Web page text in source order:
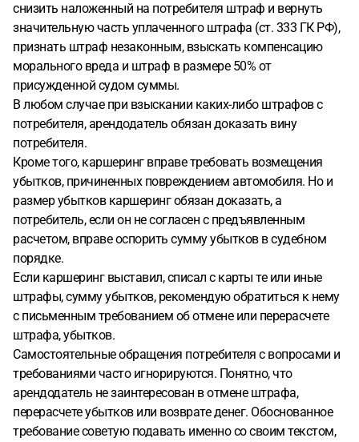
снизить наложенный на потребителя штраф и вернуть
значительную часть уплаченного штрафа (ст. 333 ГК РФ),
признать штраф незаконным, взыскать компенсацию
морального вреда и штраф в размере 50% от
присужденной судом суммы.
В любом случае при взыскании каких-либо штрафов с
потребителя, арендодатель обязан доказать вину
потребителя.
Кроме того, каршеринг вправе требовать возмещения
убытков, причиненных повреждением автомобиля. Но и
размер убытков каршеринг обязан доказать, а
потребитель, если он не согласен с предъявленным
расчетом, вправе оспорить сумму убытков в судебном
порядке.
Если каршеринг выставил, списал с карты те или иные
штрафы, сумму убытков, рекомендую обратиться к нему
с письменным требованием об отмене или перерасчете
штрафа, убытков.
Самостоятельные обращения потребителя с вопросами и
требованиями часто игнорируются. Понятно, что
арендодатель не заинтересован в отмене штрафа,
перерасчете убытков или возврате денег. Обоснованное
требование советую подавать именно со своим текстом,